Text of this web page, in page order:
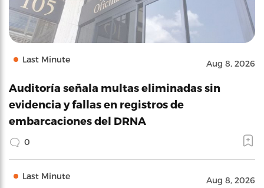
Last Minute Aug 8, 2026
Auditoría señala multas eliminadas sin
evidencia y fallas en registros de
embarcaciones del DRNA
0
Last Minute Aug 8, 2026